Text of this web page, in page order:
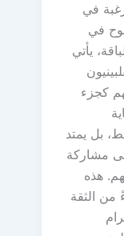
في
في
يأتي
كجزء
بل يمتد
مشاركة
هذه
من الثقة